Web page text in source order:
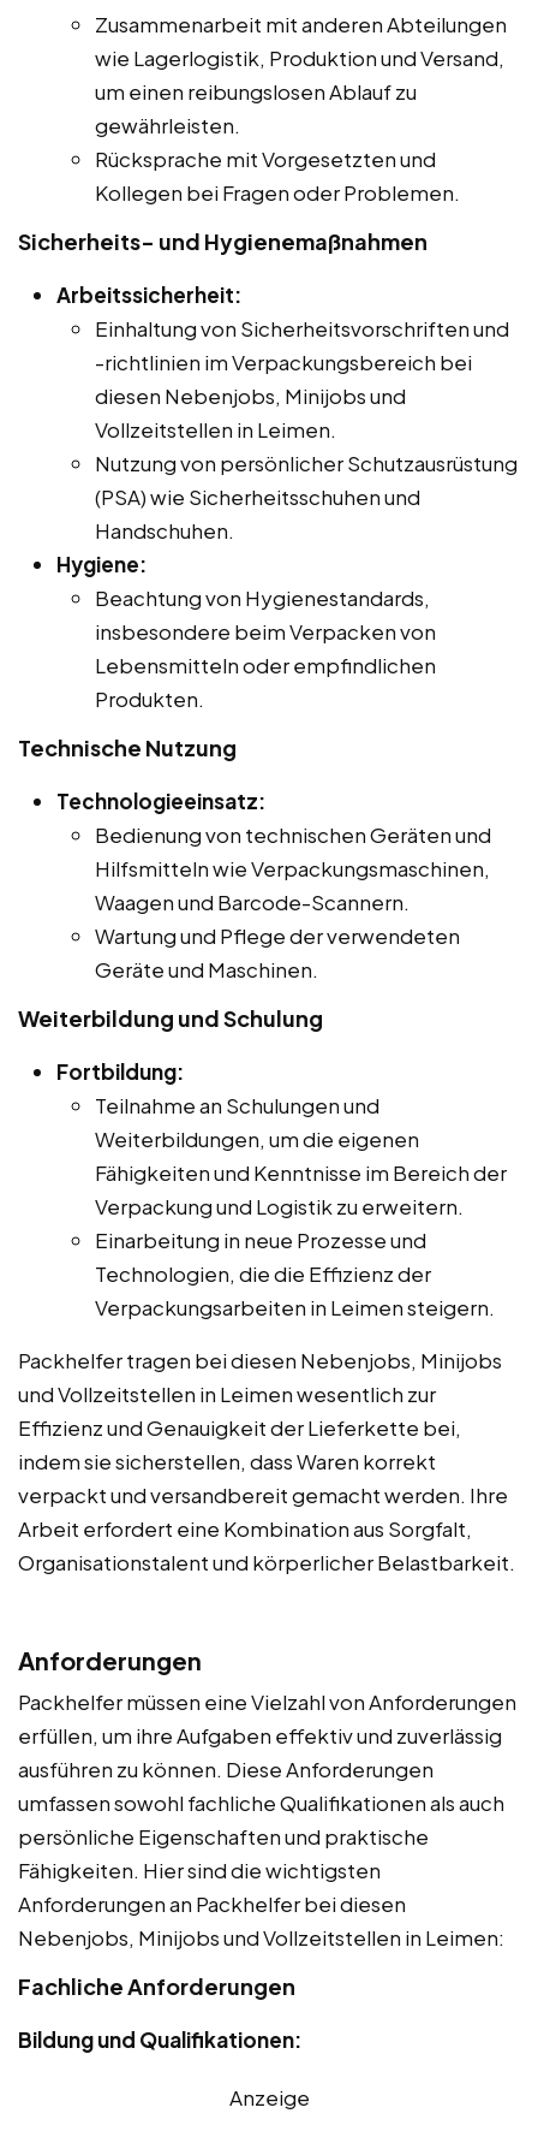
Zusammenarbeit mit anderen Abteilungen
wie Lagerlogistik, Produktion und Versand,
um einen reibungslosen Ablauf zu
gewährleisten.
Rücksprache mit Vorgesetzten und
Kollegen bei Fragen oder Problemen.
Sicherheits- und Hygienemaßnahmen
Arbeitssicherheit:
Einhaltung von Sicherheitsvorschriften und
-richtlinien im Verpackungsbereich bei
diesen Nebenjobs, Minijobs und
Vollzeitstellen in Leimen.
Nutzung von persönlicher Schutzausrüstung
(PSA) wie Sicherheitsschuhen und
Handschuhen.
Hygiene:
Beachtung von Hygienestandards,
insbesondere beim Verpacken von
Lebensmitteln oder empfindlichen
Produkten.
Technische Nutzung
Technologieeinsatz:
Bedienung von technischen Geräten und
Hilfsmitteln wie Verpackungsmaschinen,
Waagen und Barcode-Scannern.
Wartung und Pflege der verwendeten
Geräte und Maschinen.
Weiterbildung und Schulung
Fortbildung:
Teilnahme an Schulungen und
Weiterbildungen, um die eigenen
Fähigkeiten und Kenntnisse im Bereich der
Verpackung und Logistik zu erweitern.
Einarbeitung in neue Prozesse und
Technologien, die die Effizienz der
Verpackungsarbeiten in Leimen steigern.
Packhelfer tragen bei diesen Nebenjobs, Minijobs
und Vollzeitstellen in Leimen wesentlich zur
Effizienz und Genauigkeit der Lieferkette bei,
indem sie sicherstellen, dass Waren korrekt
verpackt und versandbereit gemacht werden. Ihre
Arbeit erfordert eine Kombination aus Sorgfalt,
Organisationstalent und körperlicher Belastbarkeit.
Anforderungen
Packhelfer müssen eine Vielzahl von Anforderungen
erfüllen, um ihre Aufgaben effektiv und zuverlässig
ausführen zu können. Diese Anforderungen
umfassen sowohl fachliche Qualifikationen als auch
persönliche Eigenschaften und praktische
Fähigkeiten. Hier sind die wichtigsten
Anforderungen an Packhelfer bei diesen
Nebenjobs, Minijobs und Vollzeitstellen in Leimen:
Fachliche Anforderungen
Bildung und Qualifikationen:
Anzeige